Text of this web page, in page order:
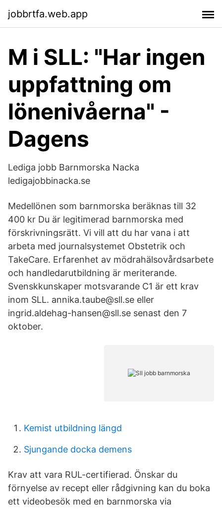
jobbrtfa.web.app
M i SLL: "Har ingen
uppfattning om
lönenivåerna" -
Dagens
Lediga jobb Barnmorska Nacka
ledigajobbinacka.se
Medellönen som barnmorska beräknas till 32
400 kr Du är legitimerad barnmorska med
förskrivningsrätt. Vi vill att du har vana i att
arbeta med journalsystemet Obstetrik och
TakeCare. Erfarenhet av mödrahälsovårdsarbete
och handledarutbildning är meriterande.
Svenskkunskaper motsvarande C1 är ett krav
inom SLL. annika.taube@sll.se eller
ingrid.aldehag-hansen@sll.se senast den 7
oktober.
Kemist utbildning längd
Sjungande docka demens
Krav att vara RUL-certifierad. Önskar du
förnyelse av recept eller rådgivning kan du boka
ett videobesök med en barnmorska via